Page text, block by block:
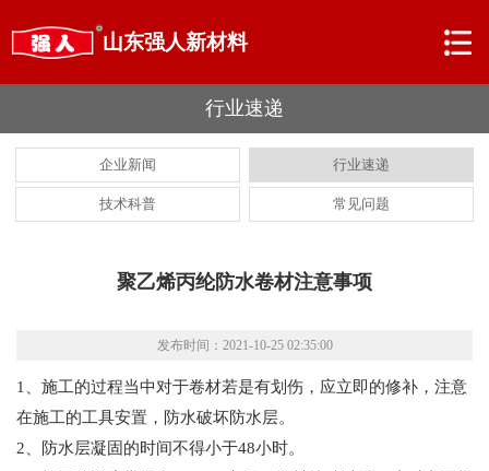
山东强人新材料
行业速递
企业新闻 行业速递
技术科普 常见问题
聚乙烯丙纶防水卷材注意事项
发布时间：2021-10-25 02:35:00
1、施工的过程当中对于卷材若是有划伤，应立即的修补，注意
在施工的工具安置，防水破坏防水层。
2、防水层凝固的时间不得小于48小时。